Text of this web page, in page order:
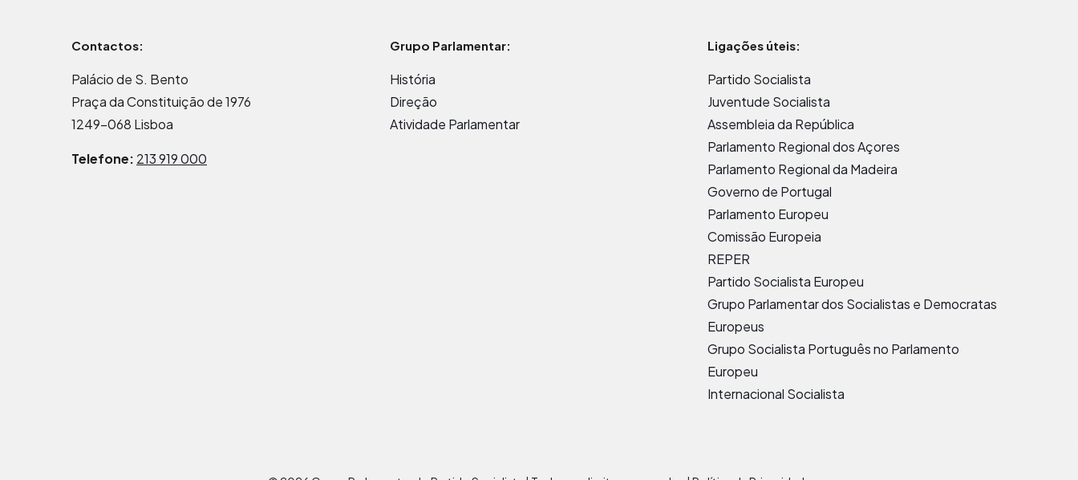
Contactos:
Palácio de S. Bento
Praça da Constituição de 1976
1249-068 Lisboa
Telefone: 213 919 000
Grupo Parlamentar:
História
Direção
Atividade Parlamentar
Ligações úteis:
Partido Socialista
Juventude Socialista
Assembleia da República
Parlamento Regional dos Açores
Parlamento Regional da Madeira
Governo de Portugal
Parlamento Europeu
Comissão Europeia
REPER
Partido Socialista Europeu
Grupo Parlamentar dos Socialistas e Democratas
Europeus
Grupo Socialista Português no Parlamento
Europeu
Internacional Socialista